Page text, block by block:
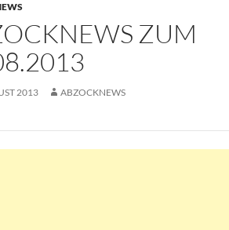
ZUM
2013 ABZOCKNEWS